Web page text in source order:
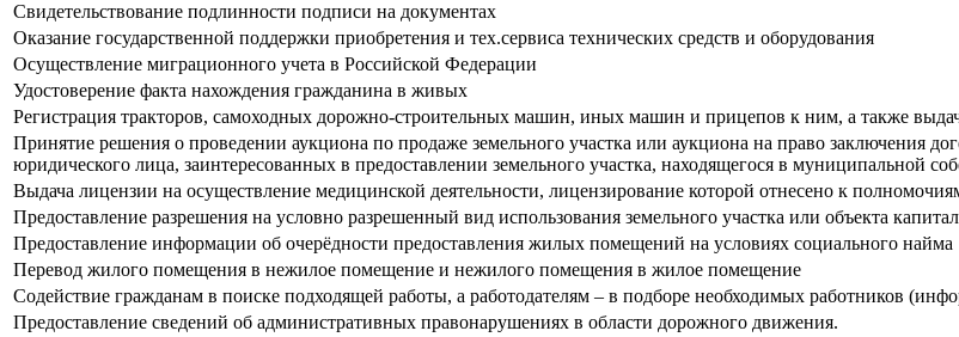
Свидетельствование подлинности подписи на документах
Оказание государственной поддержки приобретения и тех.сервиса технических средств и оборудования
Осуществление миграционного учета в Российской Федерации
Удостоверение факта нахождения гражданина в живых
Регистрация тракторов, самоходных дорожно-строительных машин, иных машин и прицепов к ним, а также
Принятие решения о проведении аукциона по продаже земельного участка или аукциона на право заключения
юридического лица, заинтересованных в предоставлении земельного участка, находящегося в муниципальной
Выдача лицензии на осуществление медицинской деятельности, лицензирование которой отнесено к
Предоставление разрешения на условно разрешенный вид использования земельного участка или объекта
Предоставление информации об очерёдности предоставления жилых помещений на условиях социального найма
Перевод жилого помещения в нежилое помещение и нежилого помещения в жилое помещение
Содействие гражданам в поиске подходящей работы, а работодателям – в подборе необходимых работников
Предоставление сведений об административных правонарушениях в области дорожного движения.